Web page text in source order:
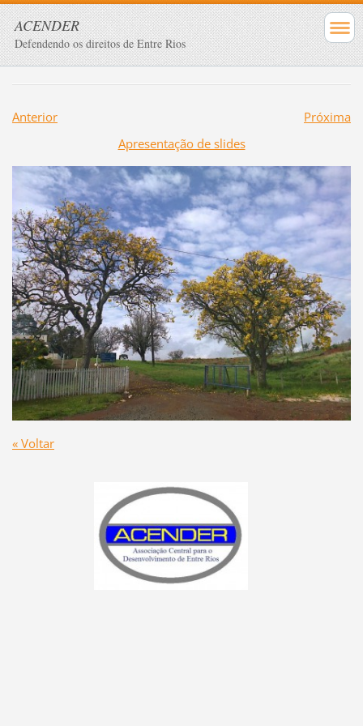
ACENDER
Defendendo os direitos de Entre Rios
Anterior
Próxima
Apresentação de slides
« Voltar